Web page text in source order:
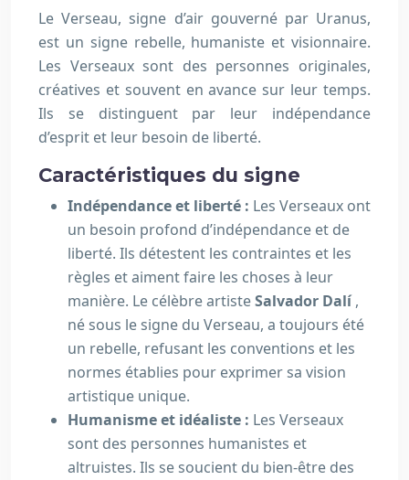
Le Verseau, signe d’air gouverné par Uranus,
est un signe rebelle, humaniste et visionnaire.
Les Verseaux sont des personnes originales,
créatives et souvent en avance sur leur temps.
Ils se distinguent par leur indépendance
d’esprit et leur besoin de liberté.
Caractéristiques du signe
Indépendance et liberté : Les Verseaux ont
un besoin profond d’indépendance et de
liberté. Ils détestent les contraintes et les
règles et aiment faire les choses à leur
manière. Le célèbre artisteSalvador Dalí,
né sous le signe du Verseau, a toujours été
un rebelle, refusant les conventions et les
normes établies pour exprimer sa vision
artistique unique.
Humanisme et idéaliste : Les Verseaux
sont des personnes humanistes et
altruistes. Ils se soucient du bien-être des